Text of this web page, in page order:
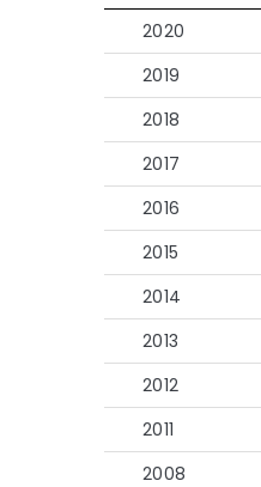
2020
2019
2018
2017
2016
2015
2014
2013
2012
2011
2008